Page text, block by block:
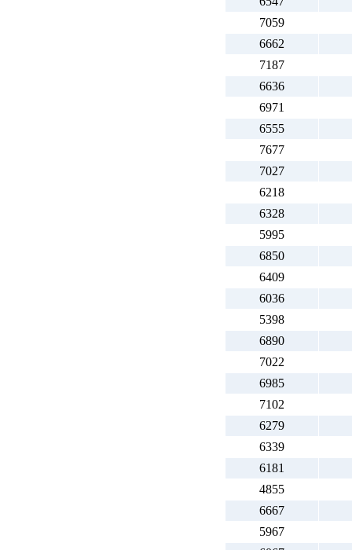
7059
6662
7187
6636
6971
6555
7677
7027
6218
6328
5995
6850
6409
6036
5398
6890
7022
6985
7102
6279
6339
6181
4855
6667
5967